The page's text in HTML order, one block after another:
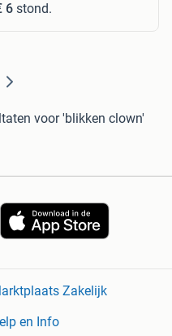
6 stond.
voor 'blikken clown'
Zakelijk
en Info